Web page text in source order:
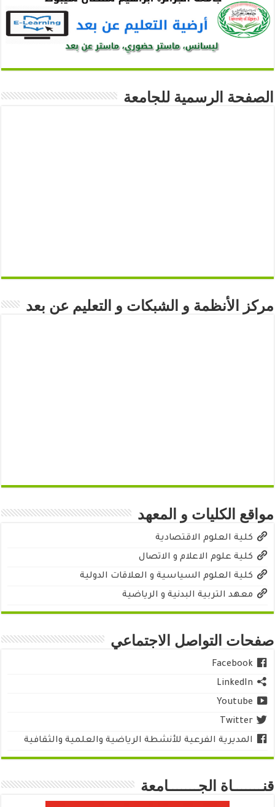
الصفحة الرسمية للجامعة
مركز الأنظمة و الشبكات و التعليم عن بعد
مواقع الكليات و المعهد
كلية العلوم الاقتصادية
كلية علوم الاعلام و الاتصال
كلية العلوم السياسية و العلاقات الدولية
معهد التربية البدنية و الرياضية
صفحات التواصل الاجتماعي
Facebook
LinkedIn
Youtube
Twitter
المديرية الفرعية للأنشطة الرياضية والعلمية والثقافية
قنـــــــاة الجـــــــامعة